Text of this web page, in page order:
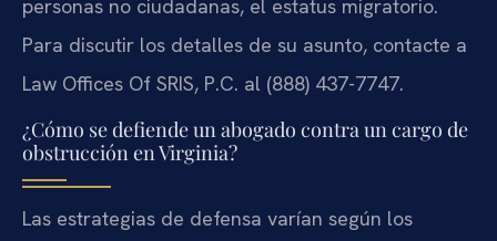
personas no ciudadanas, el estatus migratorio.
Para discutir los detalles de su asunto, contacte a
Law Offices Of SRIS, P.C. al (888) 437-7747.
¿Cómo se defiende un abogado contra un cargo de
obstrucción en Virginia?
Las estrategias de defensa varían según los